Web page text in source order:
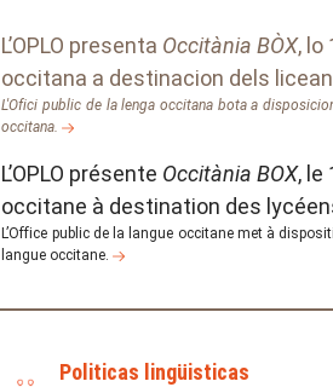
L’OPLO presenta Occitània BÒX, lo
occitana a destinacion dels
L'Ofici public de la lenga occitana bota a
occitana.
L’OPLO présente Occitània BOX, le
occitane à destination des
L’Office public de la langue occitane met à
langue occitane.
Politicas lingüisticas